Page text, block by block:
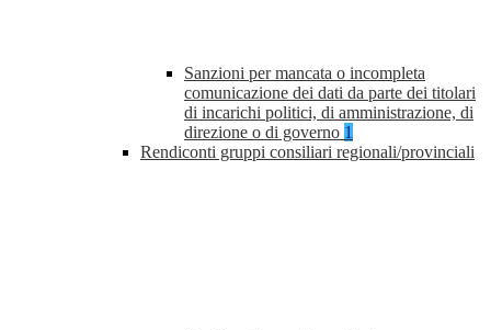
Sanzioni per mancata o incompleta
comunicazione dei dati da parte dei titolari
di incarichi politici, di amministrazione, di
direzione o di governo 1
Rendiconti gruppi consiliari regionali/provinciali